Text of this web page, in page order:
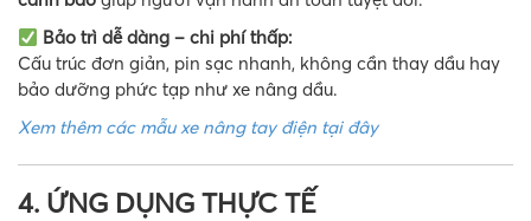
Bảo trì dễ dàng – chi phí thấp:
Cấu trúc đơn giản, pin sạc nhanh, không cần thay dầu hay
bảo dưỡng phức tạp như xe nâng dầu.
Xem thêm các mẫu xe nâng tay điện tại đây
4. ỨNG DỤNG THỰC TẾ